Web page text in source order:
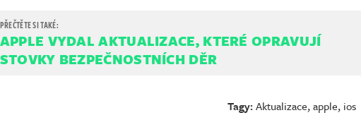
APPLE VYDAL AKTUALIZACE, KTERÉ OPRAVUJÍ
STOVKY BEZPEČNOSTNÍCH DĚR
Tagy:Aktualizace,apple, ios